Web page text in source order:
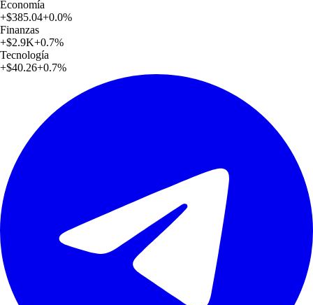
Economía
+$385.04+0.0%
Finanzas
+$2.9K+0.7%
Tecnología
+$40.26+0.7%